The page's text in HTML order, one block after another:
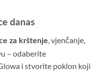
danas
za krštenje, vjenčanje,
– odaberite
i stvorite poklon koji